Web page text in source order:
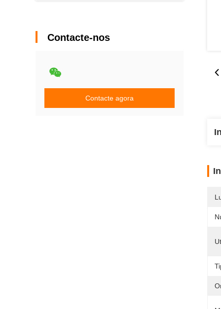
Contacte-nos
Contacte agora